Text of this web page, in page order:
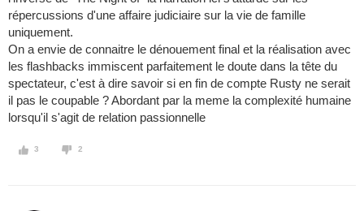
répercussions d'une affaire judiciaire sur la vie de famille
uniquement.
On a envie de connaitre le dénouement final et la réalisation avec
les flashbacks immiscent parfaitement le doute dans la tête du
spectateur, c'est à dire savoir si en fin de compte Rusty ne serait
il pas le coupable ? Abordant par la meme la complexité humaine
lorsqu'il s'agit de relation passionnelle
3 2